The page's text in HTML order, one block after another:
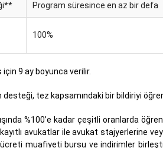
Program süresince en az bir defa
100%
9 ay boyunca verilir.
desteği, tez kapsamındaki bir bildiriyi
%100’e kadar çeşitli oranlarda
avukatlar ile avukat stajyerlerine
ücreti muafiyeti bursu ve indirimler